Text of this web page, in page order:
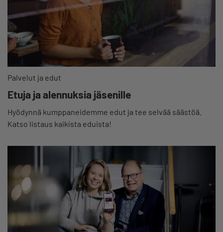
Palvelut ja edut
Etuja ja alennuksia jäsenille
Hyödynnä kumppaneidemme edut ja tee selvää säästöä.
Katso listaus kaikista eduista!